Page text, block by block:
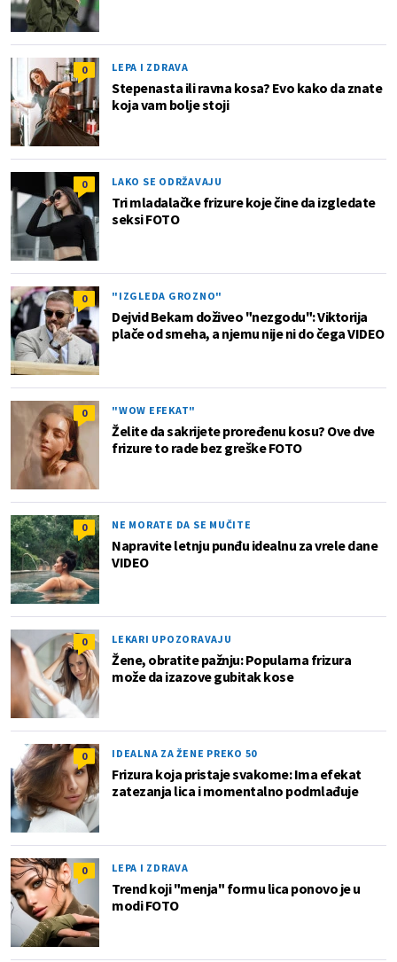
0 LEPA I ZDRAVA
Stepenasta ili ravna kosa? Evo kako da znate
koja vam bolje stoji
0 LAKO SE ODRŽAVAJU
Tri mladalačke frizure koje čine da izgledate
seksi FOTO
0 "IZGLEDA GROZNO"
Dejvid Bekam doživeo "nezgodu": Viktorija
plače od smeha, a njemu nije ni do čega VIDEO
0 "WOW EFEKAT"
Želite da sakrijete proređenu kosu? Ove dve
frizure to rade bez greške FOTO
0 NE MORATE DA SE MUČITE
Napravite letnju punđu idealnu za vrele dane
VIDEO
0 LEKARI UPOZORAVAJU
Žene, obratite pažnju: Popularna frizura
može da izazove gubitak kose
0 IDEALNA ZA ŽENE PREKO 50
Frizura koja pristaje svakome: Ima efekat
zatezanja lica i momentalno podmlađuje
0 LEPA I ZDRAVA
Trend koji "menja" formu lica ponovo je u
modi FOTO